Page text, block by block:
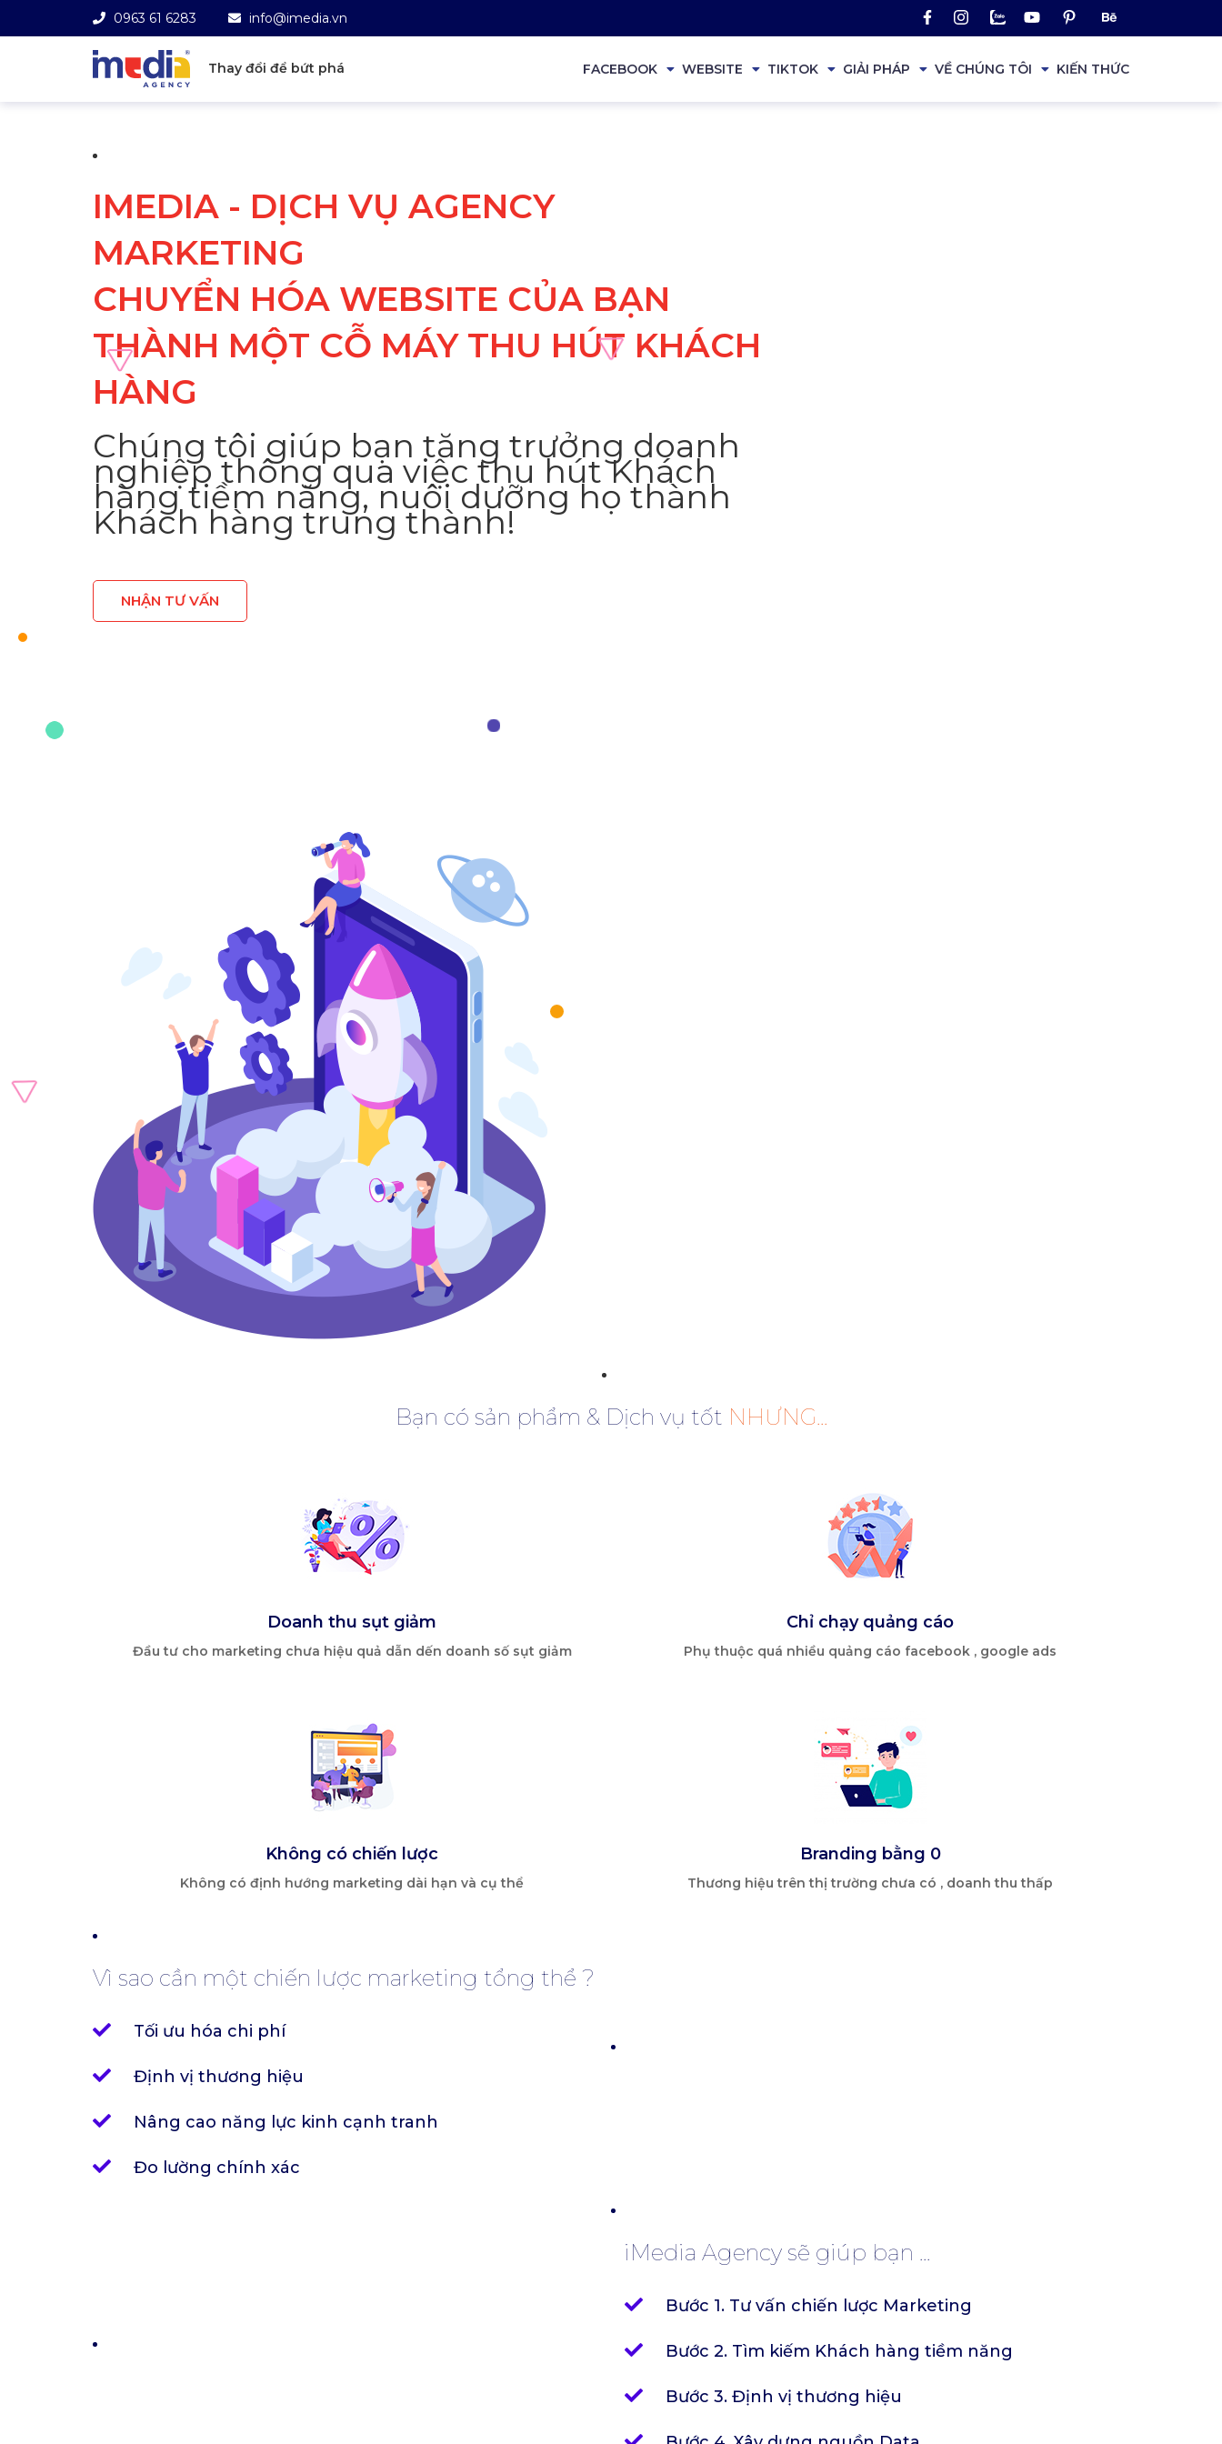
0963 61 6283 info@imedia.vn
Thay đổi để bứt phá FACEBOOK WEBSITE TIKTOK GIẢI PHÁP VỀ CHÚNG TÔI KIẾN THỨC
IMEDIA - DỊCH VỤ AGENCY
MARKETING
CHUYỂN HÓA WEBSITE CỦA BẠN
THÀNH MỘT CỖ MÁY THU HÚT KHÁCH
HÀNG
Chúng tôi giúp bạn tăng trưởng doanh
nghiệp thông qua việc thu hút Khách
hàng tiềm năng, nuôi dưỡng họ thành
Khách hàng trung thành!
NHẬN TƯ VẤN
Bạn có sản phẩm & Dịch vụ tốt NHƯNG...
Doanh thu sụt giảm
Đầu tư cho marketing chưa hiệu quả dẫn dến doanh số sụt giảm
Chỉ chạy quảng cáo
Phụ thuộc quá nhiều quảng cáo facebook , google ads
Không có chiến lược
Không có định hướng marketing dài hạn và cụ thể
Branding bằng 0
Thương hiệu trên thị trường chưa có , doanh thu thấp
Vì sao cần một chiến lược marketing tổng thể ?
Tối ưu hóa chi phí
Định vị thương hiệu
Nâng cao năng lực kinh cạnh tranh
Đo lường chính xác
iMedia Agency sẽ giúp bạn ...
Bước 1. Tư vấn chiến lược Marketing
Bước 2. Tìm kiếm Khách hàng tiềm năng
Bước 3. Định vị thương hiệu